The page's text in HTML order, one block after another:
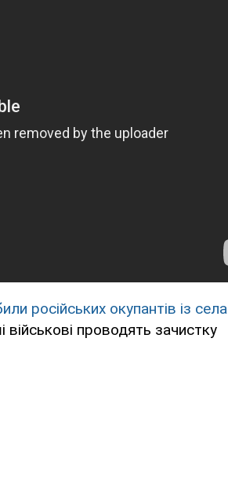
російських окупантів із села
військові проводять зачистку